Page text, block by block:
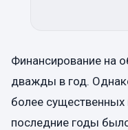
Финансирование на
дважды в год.
более
последние годы